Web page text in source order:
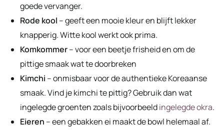
goede vervanger.
Rode kool – geeft een mooie kleur en blijft lekker
knapperig. Witte kool werkt ook prima.
Komkommer– voor een beetje frisheid en om de
pittige smaak wat te doorbreken
Kimchi – onmisbaar voor de authentieke Koreaanse
smaak. Vind je kimchi te pittig? Gebruik dan wat
ingelegde groenten zoals bijvoorbeeldingelegde okra.
Eieren – een gebakken ei maakt de bowl helemaal af.